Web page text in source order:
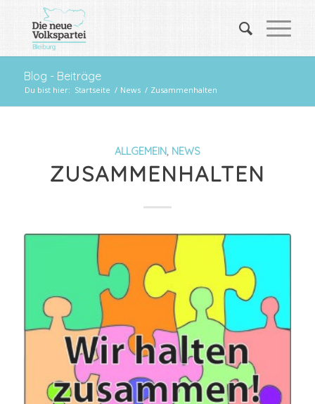
Blog - Beiträge
Du bist hier: Startseite / News / Zusammenhalten
ALLGEMEIN, NEWS
ZUSAMMENHALTEN